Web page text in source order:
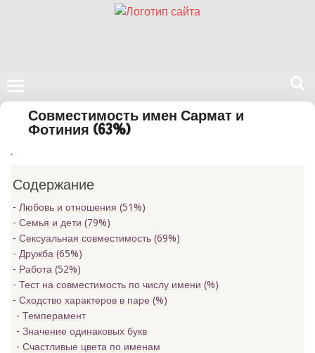
Поиск
сайте
Совместимость имен Сармат и
Фотиния (63%)
.
Содержание
Любовь и отношения (51%)
Семья и дети (79%)
Сексуальная совместимость (69%)
Дружба (65%)
Работа (52%)
Тест на совместимость по числу имени (%)
Сходство характеров в паре (%)
Темперамент
Значение одинаковых букв
Счастливые цвета по именам